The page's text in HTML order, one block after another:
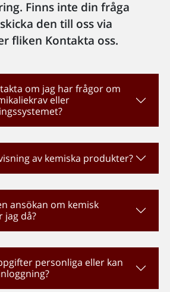
Finns inte din fråga
den till oss via
fliken Kontakta oss.
om jag har frågor om
eller
av kemiska produkter?
ansökan om kemisk
jag då?
personliga eller kan